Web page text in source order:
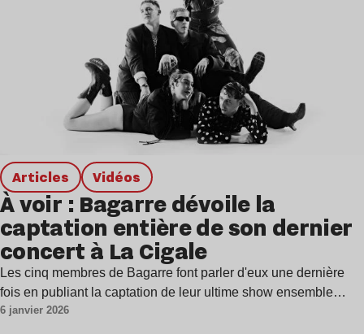
Articles Vidéos
À voir : Bagarre dévoile la
captation entière de son dernier
concert à La Cigale
Les cinq membres de Bagarre font parler d'eux une dernière
fois en publiant la captation de leur ultime show ensemble…
6 janvier 2026